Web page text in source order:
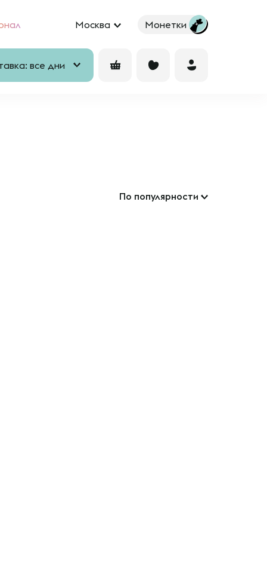
Москва Монетки
все дни
По популярности